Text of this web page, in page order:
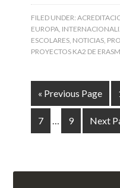
FILED UNDER:
EUROPA,
ESCOLARES, NOTICIAS,
PROYECTOS KA2 DE
« Previous Page
7 … 9 Next